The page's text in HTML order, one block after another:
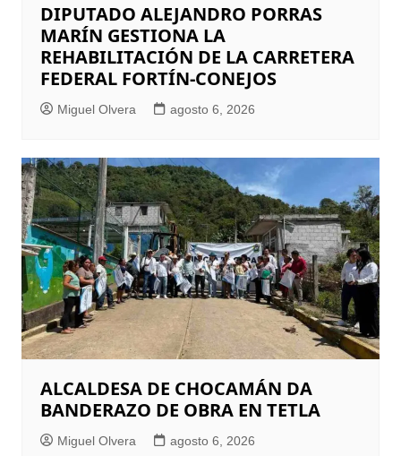
DIPUTADO ALEJANDRO PORRAS
MARÍN GESTIONA LA
REHABILITACIÓN DE LA CARRETERA
FEDERAL FORTÍN-CONEJOS
Miguel Olvera agosto 6, 2026
ALCALDESA DE CHOCAMÁN DA
BANDERAZO DE OBRA EN TETLA
Miguel Olvera agosto 6, 2026